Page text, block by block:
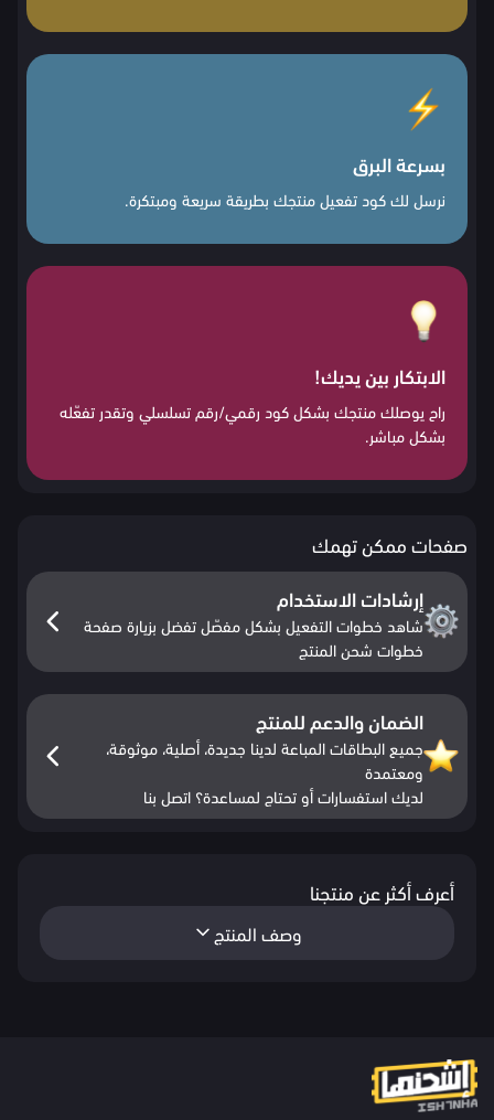
بسرعة البرق
نرسل لك كود تفعيل منتجك بطريقة سريعة ومبتكرة.
الابتكار بين يديك!
راح يوصلك منتجك بشكل كود رقمي/رقم تسلسلي وتقدر تفعّله
بشكل مباشر.
صفحات ممكن تهمك
إرشادات الاستخدام
شاهد خطوات التفعيل بشكل مفصّل تفضل بزيارة صفحة
خطوات شحن المنتج
الضمان والدعم للمنتج
جميع البطاقات المباعة لدينا جديدة، أصلية، موثوقة،
ومعتمدة
لديك استفسارات أو تحتاج لمساعدة؟ اتصل بنا
أعرف أكثر عن منتجنا
وصف المنتج